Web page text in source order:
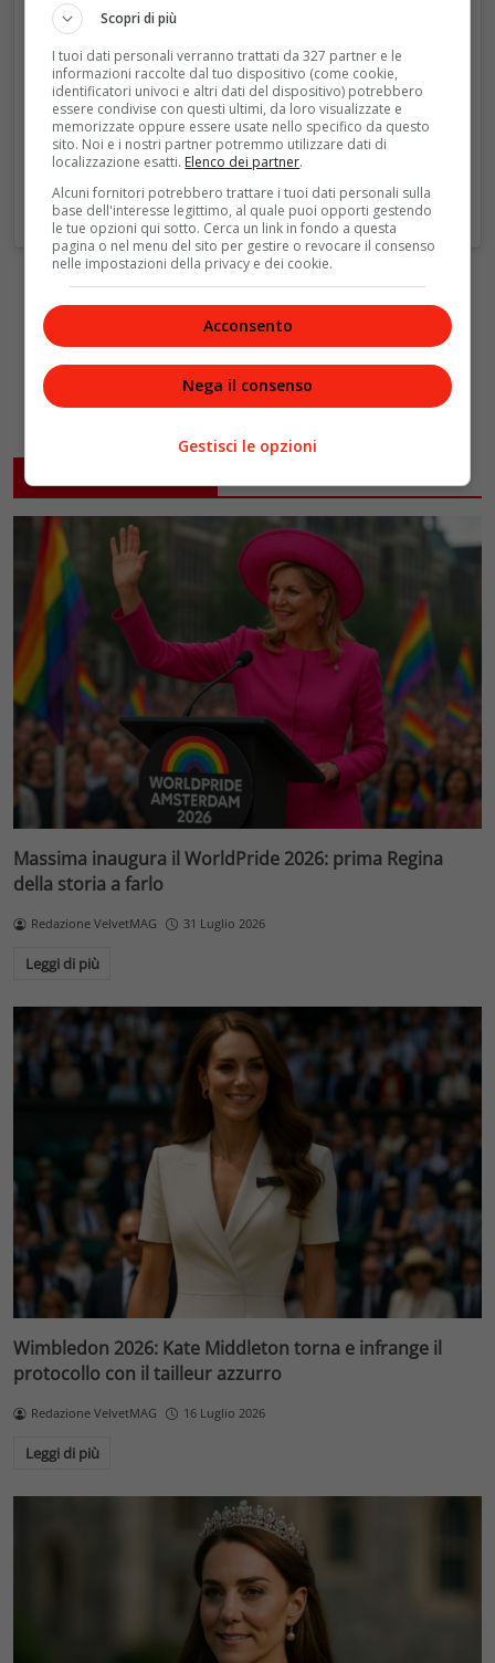
Massima inaugura il WorldPride 2026: prima Regina
della storia a farlo
Redazione VelvetMAG 31 Luglio 2026
Leggi di più
Wimbledon 2026: Kate Middleton torna e infrange il
protocollo con il tailleur azzurro
Redazione VelvetMAG 16 Luglio 2026
Leggi di più
Scopri di più
I tuoi dati personali verranno trattati da 327 partner e le
informazioni raccolte dal tuo dispositivo (come cookie,
identificatori univoci e altri dati del dispositivo) potrebbero
essere condivise con questi ultimi, da loro visualizzate e
memorizzate oppure essere usate nello specifico da questo
sito. Noi e i nostri partner potremmo utilizzare dati di
localizzazione esatti. Elenco dei partner.
Alcuni fornitori potrebbero trattare i tuoi dati personali sulla
base dell'interesse legittimo, al quale puoi opporti gestendo
le tue opzioni qui sotto. Cerca un link in fondo a questa
pagina o nel menu del sito per gestire o revocare il consenso
nelle impostazioni della privacy e dei cookie.
Acconsento
Nega il consenso
Gestisci le opzioni